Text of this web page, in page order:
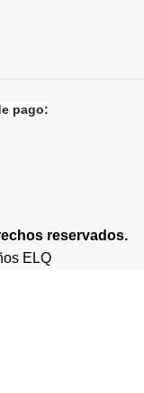
pago:
reservados.
ELQ